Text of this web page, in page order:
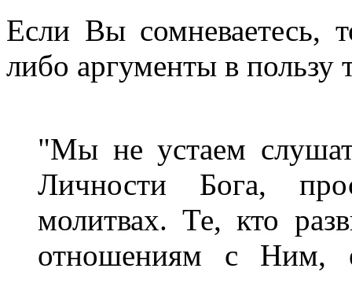
Если Вы сомневаетесь,
либо аргументы в пользу
"Мы не устаем
Личности Бога,
молитвах. Те, кто
отношениям с Ним,